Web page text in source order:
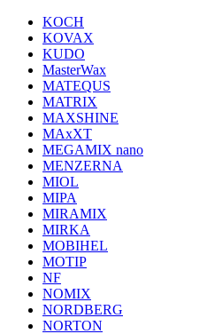
KOCH
KOVAX
KUDO
MasterWax
MATEQUS
MATRIX
MAXSHINE
MAxXT
MEGAMIX nano
MENZERNA
MIOL
MIPA
MIRAMIX
MIRKA
MOBIHEL
MOTIP
NF
NOMIX
NORDBERG
NORTON